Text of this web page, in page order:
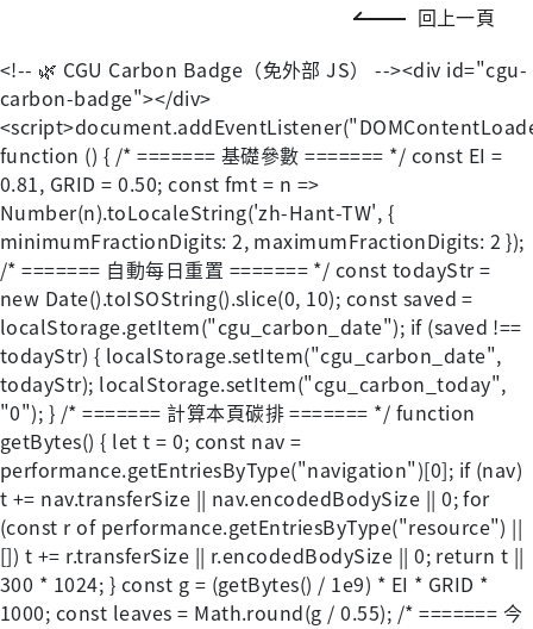
回上一頁
<!-- 🌿 CGU Carbon Badge（免外部 JS） --><div id="cgu-
carbon-badge"></div>
function () { /* ======= 基礎參數 ======= */ const EI =
0.81, GRID = 0.50; const fmt = n =>
Number(n).toLocaleString('zh-Hant-TW', {
minimumFractionDigits: 2, maximumFractionDigits: 2 });
/* ======= 自動每日重置 ======= */ const todayStr =
new Date().toISOString().slice(0, 10); const saved =
localStorage.getItem("cgu_carbon_date"); if (saved !==
todayStr) { localStorage.setItem("cgu_carbon_date",
todayStr); localStorage.setItem("cgu_carbon_today",
"0"); } /* ======= 計算本頁碳排 ======= */ function
getBytes() { let t = 0; const nav =
performance.getEntriesByType("navigation")[0]; if (nav)
t += nav.transferSize || nav.encodedBodySize || 0; for
(const r of performance.getEntriesByType("resource") ||
[]) t += r.transferSize || r.encodedBodySize || 0; return t ||
300 * 1024; } const g = (getBytes() / 1e9) * EI * GRID *
1000; const leaves = Math.round(g / 0.55); /* ======= 今